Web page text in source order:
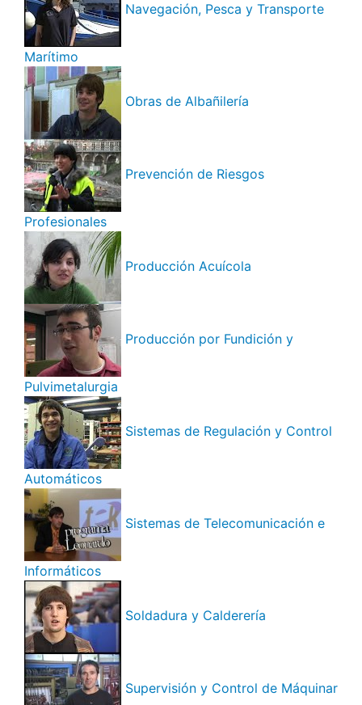
Navegación, Pesca y Transporte
Marítimo
Obras de Albañilería
Prevención de Riesgos
Profesionales
Producción Acuícola
Producción por Fundición y
Pulvimetalurgia
Sistemas de Regulación y Control
Automáticos
Sistemas de Telecomunicación e
Informáticos
Soldadura y Calderería
Supervisión y Control de Máquinar